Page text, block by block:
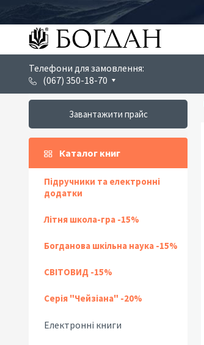
Телефони для замовлення:
(067) 350-18-70
Завантажити прайс
Каталог книг
Підручники та електронні
додатки
Літня школа-гра -15%
Богданова шкільна наука -15%
СВІТОВИД -15%
Серія "Чейзіана" -20%
Електронні книги